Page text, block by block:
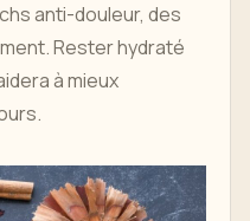
anti-douleur, des
Rester hydraté
à mieux